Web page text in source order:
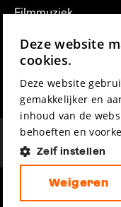
Filmmuziek
Press & Industry
Film Fest Friends
Deze website
cookies.
Deze website
gemakkelijker en
inhoud van de
behoeften en
Zelf instellen
Weigeren